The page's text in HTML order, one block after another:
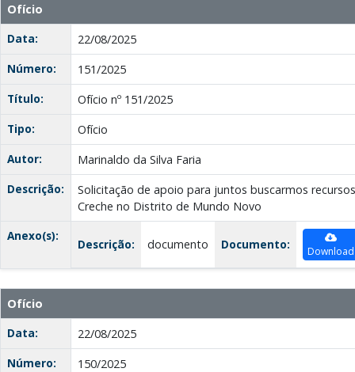
Ofício
Data:
22/08/2025
Número:
151/2025
Título:
Ofício nº 151/2025
Tipo:
Ofício
Autor:
Marinaldo da Silva Faria
Descrição:
Solicitação de apoio para juntos buscarmos
Creche no Distrito de Mundo Novo
Anexo(s):
Descrição: documento Documento: Download
Ofício
Data:
22/08/2025
Número:
150/2025